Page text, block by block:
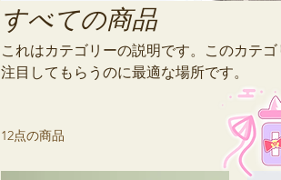
すべての商品
これはカテゴリーの説明です。このカテ
注目してもらうのに最適な場所です。
12点の商品